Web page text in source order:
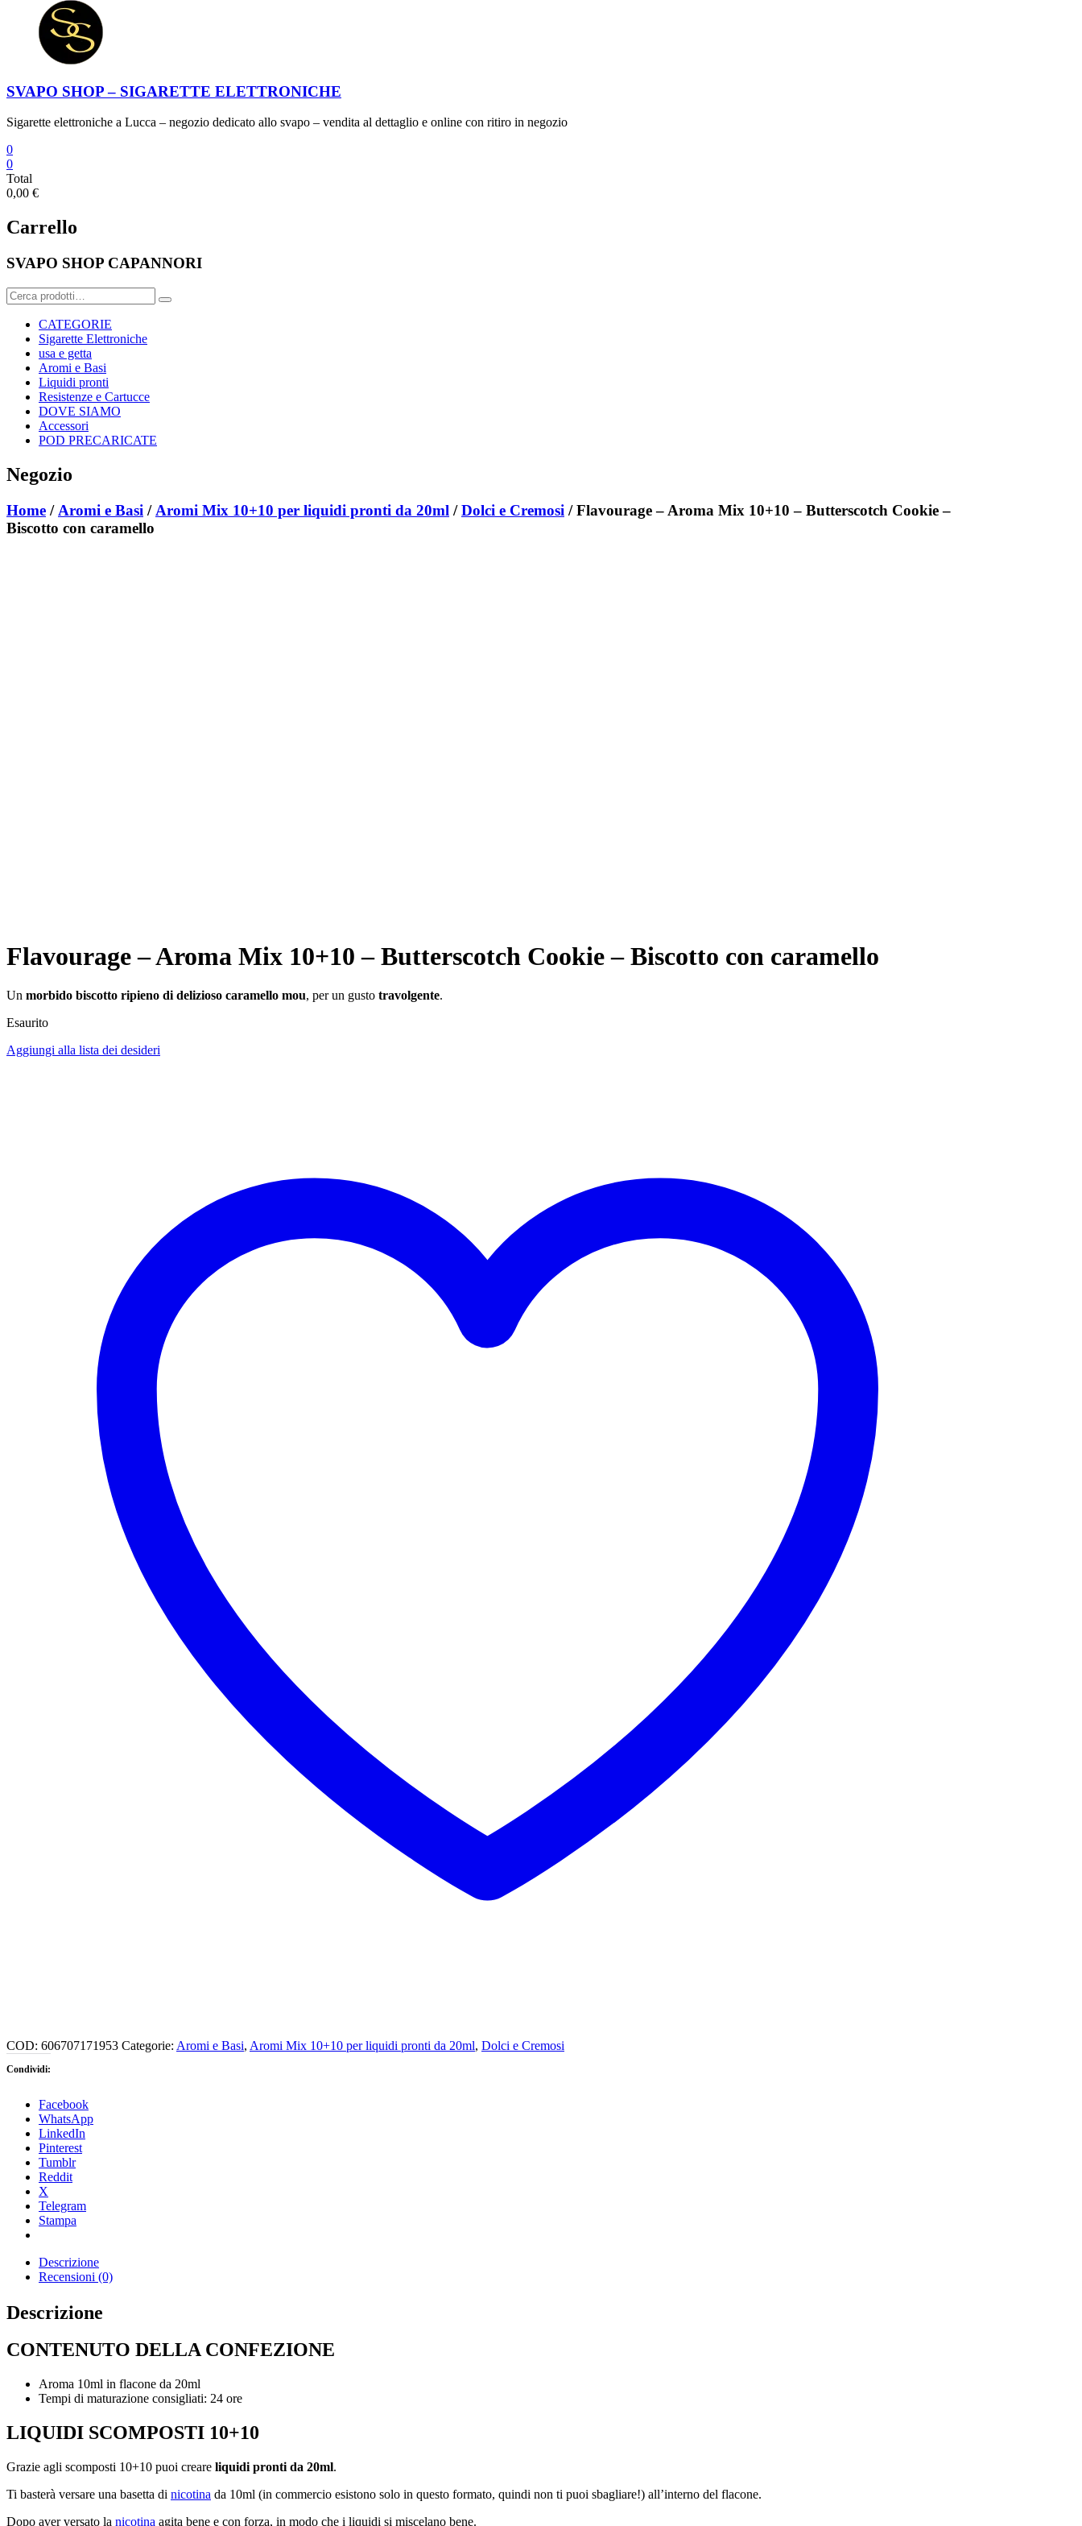
SVAPO SHOP – SIGARETTE ELETTRONICHE
Sigarette elettroniche a Lucca – negozio dedicato allo svapo – vendita al dettaglio e online con ritiro in negozio
0
0
Total
0,00 €
Carrello
SVAPO SHOP CAPANNORI
Cerca:
CATEGORIE
Sigarette Elettroniche
usa e getta
Aromi e Basi
Liquidi pronti
Resistenze e Cartucce
DOVE SIAMO
Accessori
POD PRECARICATE
Negozio
Home / Aromi e Basi / Aromi Mix 10+10 per liquidi pronti da 20ml /Dolci e Cremosi / Flavourage – Aroma Mix 10+10 – Butterscotch Cookie –
Biscotto con caramello
Flavourage – Aroma Mix 10+10 – Butterscotch Cookie – Biscotto con caramello
Un morbido biscotto ripieno di delizioso caramello mou, per un gusto travolgente.
Esaurito
Aggiungi alla lista dei desideri
COD: 606707171953 Categorie: Aromi e Basi, Aromi Mix 10+10 per liquidi pronti da 20ml, Dolci e Cremosi
Condividi:
Facebook
WhatsApp
LinkedIn
Pinterest
Tumblr
Reddit
X
Telegram
Stampa
Descrizione
Recensioni (0)
Descrizione
CONTENUTO DELLA CONFEZIONE
Aroma 10ml in flacone da 20ml
Tempi di maturazione consigliati: 24 ore
LIQUIDI SCOMPOSTI 10+10
Grazie agli scomposti 10+10 puoi creare liquidi pronti da 20ml.
Ti basterà versare una basetta di nicotina da 10ml (in commercio esistono solo in questo formato, quindi non ti puoi sbagliare!) all’interno del flacone.
Dopo aver versato la nicotina agita bene e con forza, in modo che i liquidi si miscelano bene.